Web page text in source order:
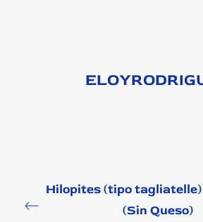
Hilopites (tipo tagliatelle)
(Sin Queso)